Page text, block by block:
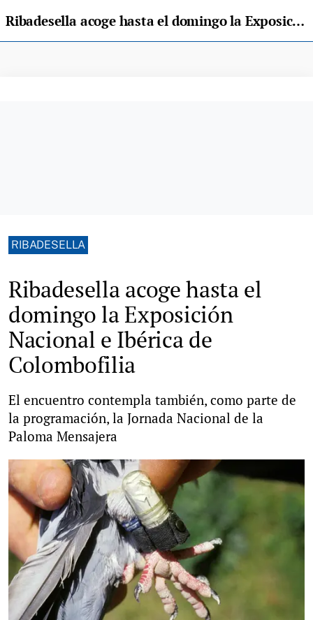
Ribadesella acoge hasta el domingo la Exposición Nacional e Ibérica de Colombofilia
RIBADESELLA
Ribadesella acoge hasta el
domingo la Exposición
Nacional e Ibérica de
Colombofilia
El encuentro contempla también, como parte de
la programación, la Jornada Nacional de la
Paloma Mensajera